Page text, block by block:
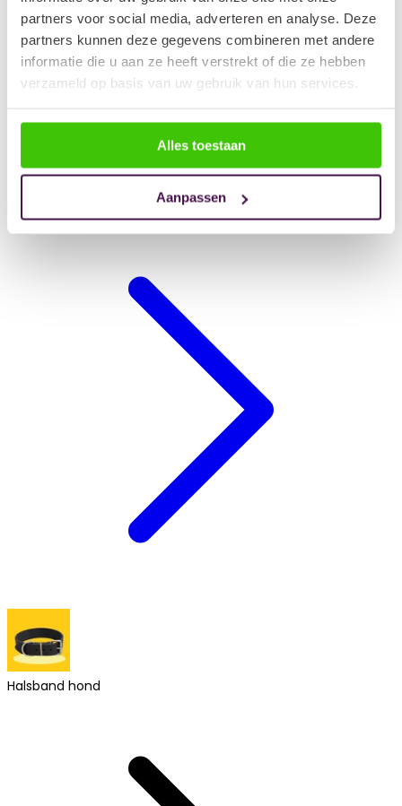
partners voor social media, adverteren en analyse. Deze
partners kunnen deze gegevens combineren met andere
informatie die u aan ze heeft verstrekt of die ze hebben
verzameld op basis van uw gebruik van hun services.
Alles toestaan
Aanpassen
Halsband hond